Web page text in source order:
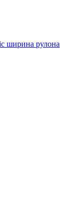
ширина рулона